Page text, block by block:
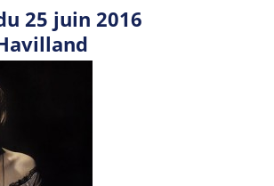
25 juin 2016